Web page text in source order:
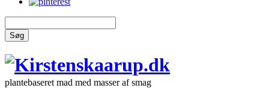
Søg
plantebaseret mad med masser af smag